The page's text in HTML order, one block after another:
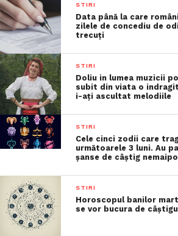
STIRI
Data până la care
zilele de concediu de
trecuţi
STIRI
Doliu in lumea muzicii
subit din viata o
i-ați ascultat melodiile
STIRI
Cele cinci zodii care
următoarele 3 luni. Au
șanse de câștig
STIRI
Horoscopul banilor
se vor bucura de